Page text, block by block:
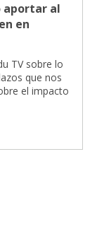
aportar al
en
TV sobre lo
que nos
el impacto